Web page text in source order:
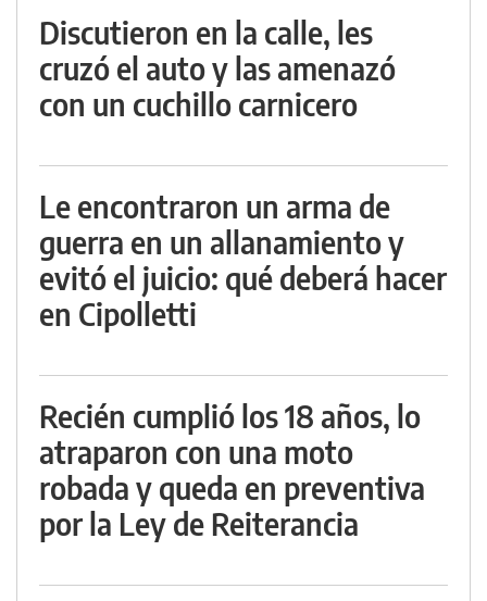
Discutieron en la calle, les
cruzó el auto y las amenazó
con un cuchillo carnicero
Le encontraron un arma de
guerra en un allanamiento y
evitó el juicio: qué deberá hacer
en Cipolletti
Recién cumplió los 18 años, lo
atraparon con una moto
robada y queda en preventiva
por la Ley de Reiterancia